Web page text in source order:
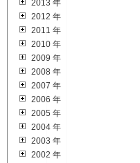
2013 年
2012 年
2011 年
2010 年
2009 年
2008 年
2007 年
2006 年
2005 年
2004 年
2003 年
2002 年